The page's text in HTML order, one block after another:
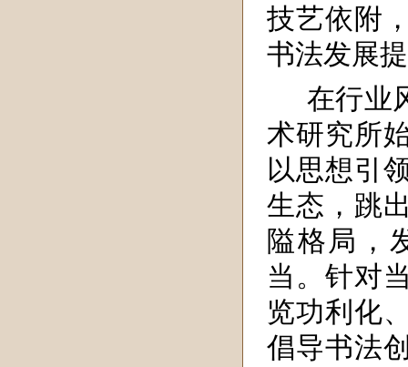
技艺依附
书法发展
在行业
术研究所
以思想引
生态，跳
隘格局，
当。针对
览功利化
倡导书法